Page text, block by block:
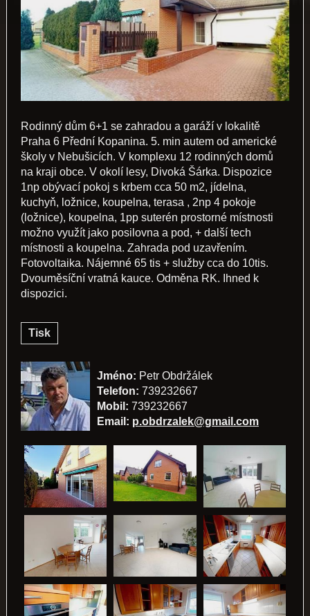
Rodinný dům 6+1 se zahradou a garáží v lokalitě
Praha 6 Přední Kopanina. 5. min autem od americké
školy v Nebušicích. V komplexu 12 rodinných domů
na kraji obce. V okolí lesy, Divoká Šárka. Dispozice
1np obývací pokoj s krbem cca 50 m2, jídelna,
kuchyň, ložnice, koupelna, terasa , 2np 4 pokoje
(ložnice), koupelna, 1pp suterén prostorné místnosti
možno využít jako posilovna a pod, + další tech
místnosti a koupelna. Zahrada pod uzavřením.
Fotovoltaika. Nájemné 65 tis + služby cca do 10tis.
Dvouměsíční vratná kauce. Odměna RK. Ihned k
dispozici.
Tisk
Jméno: Petr Obdržálek
Telefon: 739232667
Mobil: 739232667
Email: p.obdrzalek@gmail.com